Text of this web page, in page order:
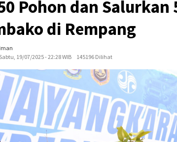
Pohon dan Salurkan
di Rempang
Iman
Sabtu, 19/07/2025 - 22:28 WIB
145196 Dilihat